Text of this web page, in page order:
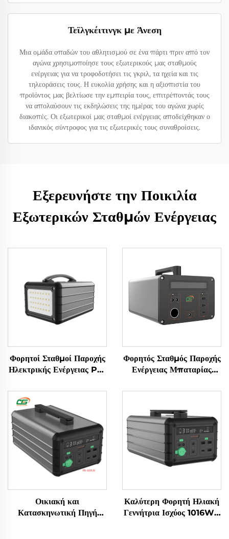
Τεϊλγκέιτινγκ με Άνεση
Μια ομάδα οπαδών του αθλητισμού σε ένα πάρτι πριν από τον
αγώνα χρησιμοποίησε τους εξωτερικούς μας σταθμούς
ενέργειας για να τροφοδοτήσει τις γκριλ, τα ηχεία και τις
τηλεοράσεις τους. Η ευκολία χρήσης και η αξιοπιστία του
προϊόντος μας βελτίωσε την εμπειρία τους, επιτρέποντάς τους
να απολαύσουν τις εκδηλώσεις της ημέρας του αγώνα χωρίς
διακοπές. Οι εξωτερικοί μας σταθμοί ενέργειας αποδείχθηκαν ο
ιδανικός σύντροφος για τις εξωτερικές τους συναθροίσεις.
Εξερευνήστε την Ποικιλία
Εξωτερικών Σταθμών Ενέργειας
Φορητοί Σταθμοί Παροχής
Ηλεκτρικής Ενέργειας PB-
Χωρητικότητα Μπαταρίας
LiFePO4 1000w
Υπαίθρου Κατασκήνωση
με Ηλιακή Πλάκα
Φορητός Σταθμός Παροχής
Ενέργειας Μπαταρίας
220V Lifepo4 Φορητός
Ενέργειας για Εξωτερική
Χρήση και Οικιακή Χρήση
Οικιακή και
Κατασκηνωτική Πηγή
Καλύτερη Φορητή Ηλιακή
Γεννήτρια Ισχύος 1016Wh